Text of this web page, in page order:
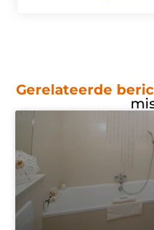
Gerelateerde